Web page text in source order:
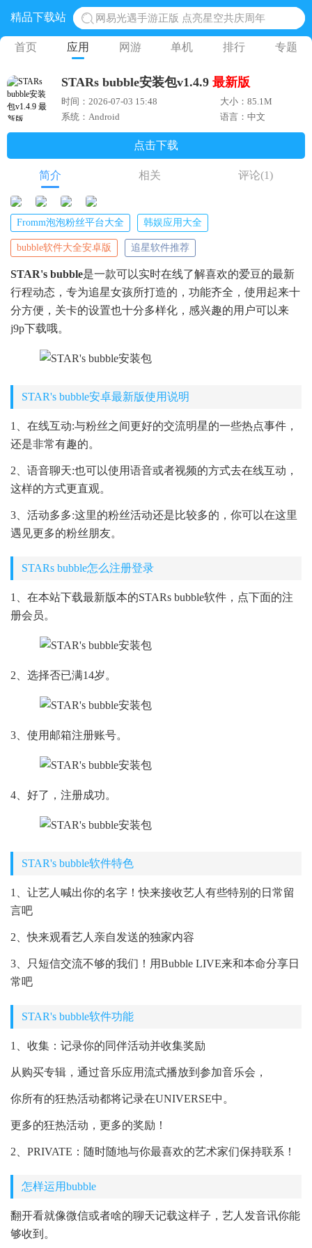
精品下载站
网易光遇手游正版 点亮星空共庆周年
黎明觉醒生机腾讯正版 黎明觉醒生机国际服
奥特曼王者传奇 正版奥特曼游戏
地铁跑酷体验服国际服 地铁跑酷体验服版本
首页 应用 网游 单机 排行 专题
STARs bubble安装包v1.4.9 最新版
时间：2026-07-03 15:48
大小：85.1M
系统：Android
语言：中文
点击下载
简介 相关 评论(1)
Fromm泡泡粉丝平台大全 韩娱应用大全
bubble软件大全安卓版 追星软件推荐
STAR's bubble是一款可以实时在线了解喜欢的爱豆的最新
行程动态，专为追星女孩所打造的，功能齐全，使用起来十
分方便，关卡的设置也十分多样化，感兴趣的用户可以来
j9p下载哦。
STAR's bubble安卓最新版使用说明
1、在线互动:与粉丝之间更好的交流明星的一些热点事件，
还是非常有趣的。
2、语音聊天:也可以使用语音或者视频的方式去在线互动，
这样的方式更直观。
3、活动多多:这里的粉丝活动还是比较多的，你可以在这里
遇见更多的粉丝朋友。
STARs bubble怎么注册登录
1、在本站下载最新版本的STARs bubble软件，点下面的注
册会员。
2、选择否已满14岁。
3、使用邮箱注册账号。
4、好了，注册成功。
STAR's bubble软件特色
1、让艺人喊出你的名字！快来接收艺人有些特别的日常留
言吧
2、快来观看艺人亲自发送的独家内容
3、只短信交流不够的我们！用Bubble LIVE来和本命分享日
常吧
STAR's bubble软件功能
1、收集：记录你的同伴活动并收集奖励
从购买专辑，通过音乐应用流式播放到参加音乐会，
你所有的狂热活动都将记录在UNIVERSE中。
更多的狂热活动，更多的奖励！
2、PRIVATE：随时随地与你最喜欢的艺术家们保持联系！
怎样运用bubble
翻开看就像微信或者啥的聊天记载这样子，艺人发音讯你能
够收到。